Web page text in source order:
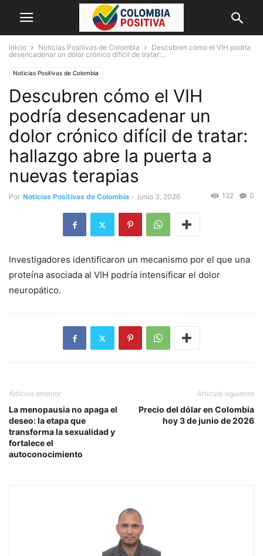
Inicio Noticias Positivas de Colombia
Descubren cómo el VIH podría
desencadenar un dolor crónico difícil de tratar:...
Noticias Positivas de Colombia
Descubren cómo el VIH
podría desencadenar un
dolor crónico difícil de tratar:
hallazgo abre la puerta a
nuevas terapias
Por Noticias Positivas de Colombia - junio 3, 2026 0
122
Investigadores identificaron un mecanismo por el que una
proteína asociada al VIH podría intensificar el dolor
neuropático.
Artículo anterior
La menopausia no apaga el
deseo: la etapa que
transforma la sexualidad y
fortalece el
autoconocimiento
Artículo siguiente
Precio del dólar en Colombia
hoy 3 de junio de 2026